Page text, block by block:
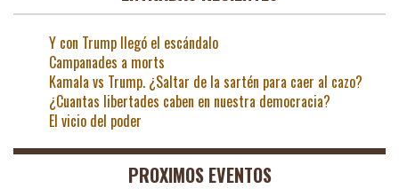
Y con Trump llegó el escándalo
Campanades a morts
Kamala vs Trump. ¿Saltar de la sartén para caer al cazo?
¿Cuantas libertades caben en nuestra democracia?
El vicio del poder
PROXIMOS EVENTOS